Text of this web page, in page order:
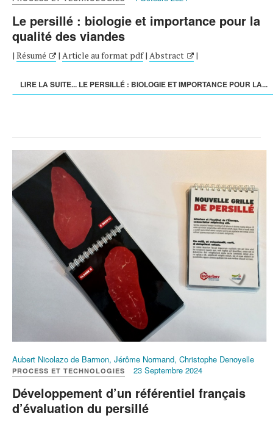
Le persillé : biologie et importance pour la
qualité des viandes
| Résumé | Article au format pdf| Abstract |
LIRE LA SUITE... LE PERSILLÉ : BIOLOGIE ET IMPORTANCE POUR LA...
Aubert Nicolazo de Barmon, Jérôme Normand, Christophe Denoyelle
PROCESS ET TECHNOLOGIES 23 Septembre 2024
Développement d’un référentiel français
d’évaluation du persillé